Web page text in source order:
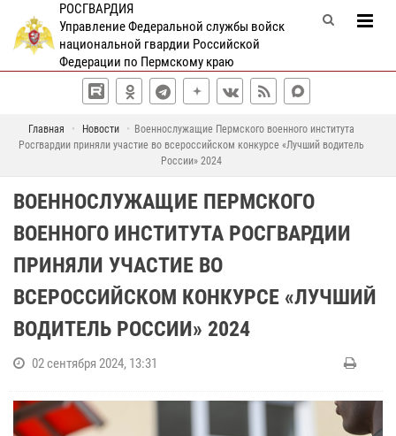
РОСГВАРДИЯ
Управление Федеральной службы войск
национальной гвардии Российской
Федерации по Пермскому краю
Главная Новости
Военнослужащие Пермского военного института
Росгвардии приняли участие во всероссийском конкурсе «Лучший водитель
России» 2024
ВОЕННОСЛУЖАЩИЕ ПЕРМСКОГО
ВОЕННОГО ИНСТИТУТА РОСГВАРДИИ
ПРИНЯЛИ УЧАСТИЕ ВО
ВСЕРОССИЙСКОМ КОНКУРСЕ «ЛУЧШИЙ
ВОДИТЕЛЬ РОССИИ» 2024
02 сентября 2024, 13:31